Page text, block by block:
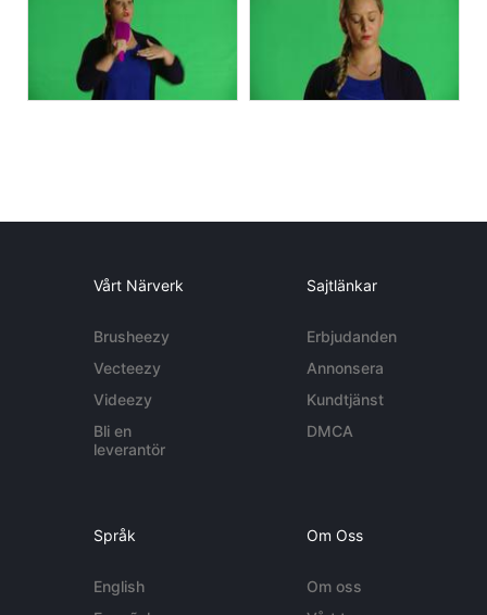
Vårt Närverk
Brusheezy
Vecteezy
Videezy
Bli en
leverantör
Sajtlänkar
Erbjudanden
Annonsera
Kundtjänst
DMCA
Språk
English
Om Oss
Om oss